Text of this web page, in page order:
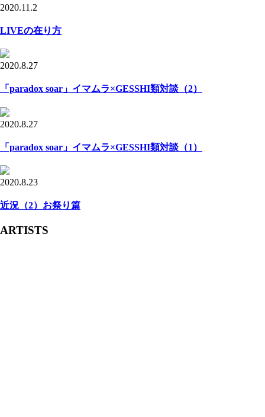
2020.11.2
LIVEの在り方
2020.8.27
「paradox soar」イマムラ×GESSHI類対談（2）
2020.8.27
「paradox soar」イマムラ×GESSHI類対談（1）
2020.8.23
近況（2）お祭り篇
ARTISTS